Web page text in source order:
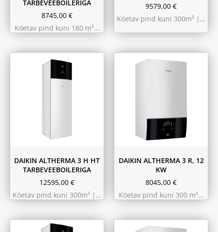
TARBEVEEBOILERIGA
8745,00 €
Köetav pind kuni 180 m²…
9579,00 €
Köetav pind kuni 300m² |…
230L
DAIKIN ALTHERMA 3 H HT
TARBEVEEBOILERIGA
12595,00 €
Köetav pind kuni 300m² |…
DAIKIN ALTHERMA 3 R, 12
KW
8045,00 €
Köetav pind kuni 300 m²…